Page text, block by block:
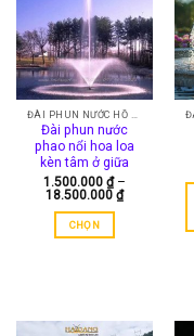
Đài phun nước
phao nổi hoa loa
kèn tâm ở giữa
1.500.000 ₫ –
18.500.000 ₫Khoảng
giá:
1.500.000 ₫
CHỌN
nhiều